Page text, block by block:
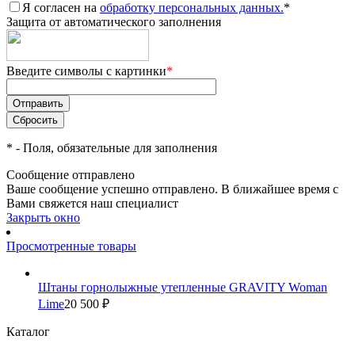
Я согласен на обработку персональных данных.*
Защита от автоматического заполнения
Введите символы с картинки*
* - Поля, обязательные для заполнения
Сообщение отправлено
Ваше сообщение успешно отправлено. В ближайшее время с
Вами свяжется наш специалист
Закрыть окно
Просмотренные товары
Штаны горнолыжные утепленные GRAVITY Woman
Lime20 500 ₽
Каталог